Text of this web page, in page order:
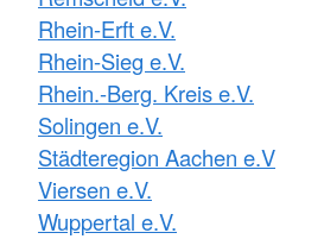
Rhein-Erft e.V.
Rhein-Sieg e.V.
Rhein.-Berg. Kreis e.V.
Solingen e.V.
Städteregion Aachen e.V
Viersen e.V.
Wuppertal e.V.